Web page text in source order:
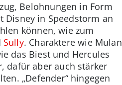
Belohnungen in Form
Disney in Speedstorm an
können, wie zum
Sully. Charaktere wie Mulan
das Biest und Hercules
dafür aber auch stärker
„Defender“ hingegen